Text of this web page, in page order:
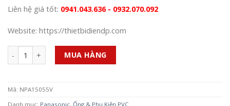
Liên hệ giá tốt: 0941.043.636 - 0932.070.092
Website: https://thietbidiendp.com
Số lượng MUA HÀNG
Mã: NPA15055V
Danh mục: Panasonic, Ống & Phụ Kiện PVC